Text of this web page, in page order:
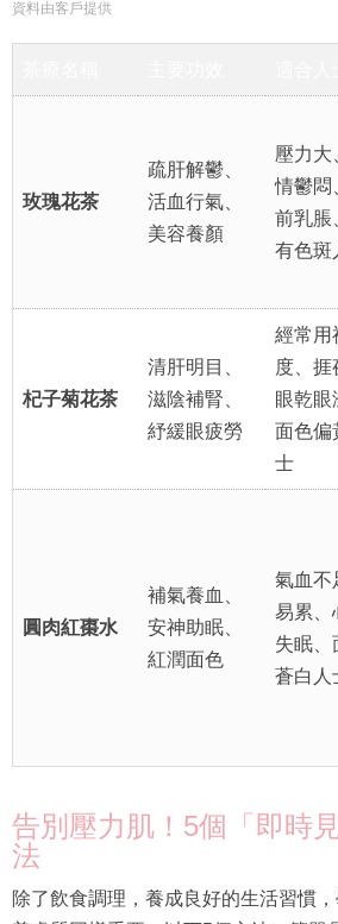
資料由客戶提供
玫瑰花茶
疏肝解鬱、
活血行氣、
美容養顏
壓力大
情鬱悶
前乳脹
有色斑
杞子菊花茶
清肝明目、
滋陰補腎、
紓緩眼疲勞
經常用
度、捱
眼乾眼
面色偏
士
圓肉紅棗水
補氣養血、
安神助眠、
紅潤面色
氣血不
易累、
失眠、
蒼白人
告別壓力肌！5個「即時
法
除了飲食調理，養成良好的生活習慣